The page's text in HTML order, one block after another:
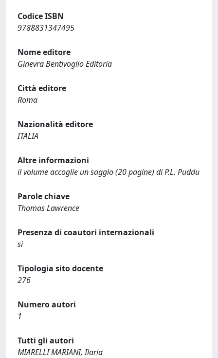
Codice ISBN
9788831347495
Nome editore
Ginevra Bentivoglio Editoria
Città editore
Roma
Nazionalità editore
ITALIA
Altre informazioni
il volume accoglie un saggio (20 pagine) di P.L. Puddu
Parole chiave
Thomas Lawrence
Presenza di coautori internazionali
sì
Tipologia sito docente
276
Numero autori
1
Tutti gli autori
MIARELLI MARIANI, Ilaria